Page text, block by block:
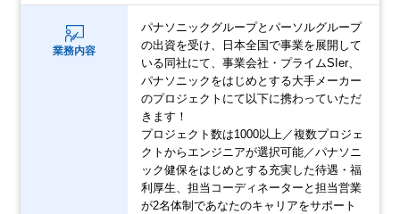
業務内容
パナソニックグループとパーソルグループ
の出資を受け、日本全国で事業を展開して
いる同社にて、事業会社・プライムSIer、
パナソニックをはじめとする大手メーカー
のプロジェクトにて以下に携わっていただ
きます！
プロジェクト数は1000以上／複数プロジェ
クトからエンジニアが選択可能／パナソニ
ック健保をはじめとする充実した待遇・福
利厚生、担当コーディネーターと担当営業
が2名体制であなたのキャリアをサポート